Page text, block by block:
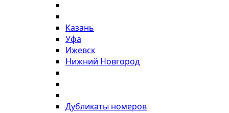
Казань
Уфа
Ижевск
Нижний Новгород
Дубликаты номеров